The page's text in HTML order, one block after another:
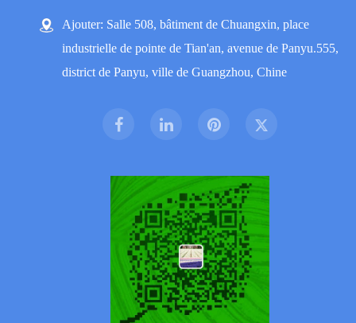
Ajouter: Salle 508, bâtiment de Chuangxin, place
industrielle de pointe de Tian'an, avenue de Panyu.555,
district de Panyu, ville de Guangzhou, Chine